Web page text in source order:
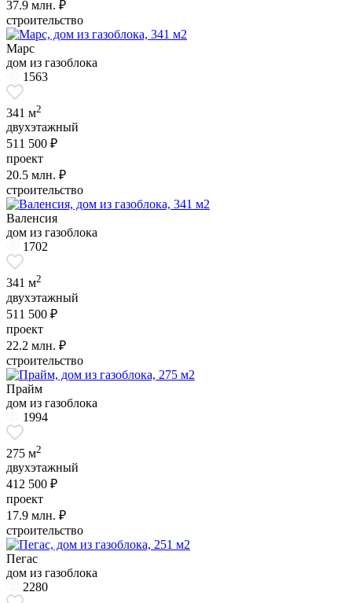
37.9 млн. ₽
строительство
Марс
дом из газоблока
1563
341 м2
двухэтажный
511 500 ₽
проект
20.5 млн. ₽
строительство
Валенсия
дом из газоблока
1702
341 м2
двухэтажный
511 500 ₽
проект
22.2 млн. ₽
строительство
Прайм
дом из газоблока
1994
275 м2
двухэтажный
412 500 ₽
проект
17.9 млн. ₽
строительство
Пегас
дом из газоблока
2280